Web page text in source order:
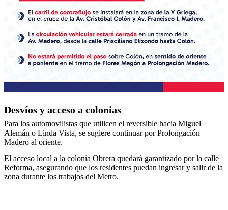
Desvíos y acceso a colonias
Para los automovilistas que utilicen el reversible hacia Miguel
Alemán o Linda Vista, se sugiere continuar por Prolongación
Madero al oriente.
El acceso local a la colonia Obrera quedará garantizado por la calle
Reforma, asegurando que los residentes puedan ingresar y salir de la
zona durante los trabajos del Metro.